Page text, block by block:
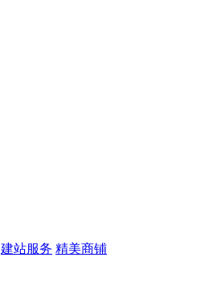
建站服务 精美商铺